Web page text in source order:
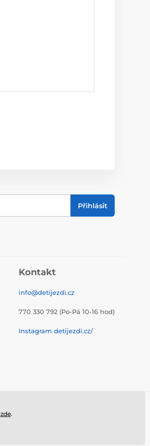
Přihlásit
Kontakt
info@detijezdi.cz
770 330 792 (Po-Pá 10-16 hod)
Instagram detijezdi.cz/
zde.